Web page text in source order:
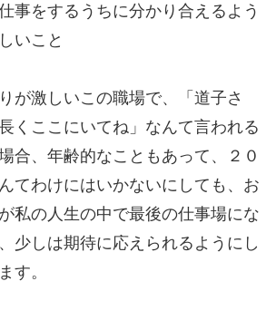
事をするうちに分かり合えるよう
いこと
が激しいこの職場で、「道子さ
くここにいてね」なんて言われる
合、年齢的なこともあって、２０
てわけにはいかないにしても、お
私の人生の中で最後の仕事場にな
少しは期待に応えられるようにし
す。